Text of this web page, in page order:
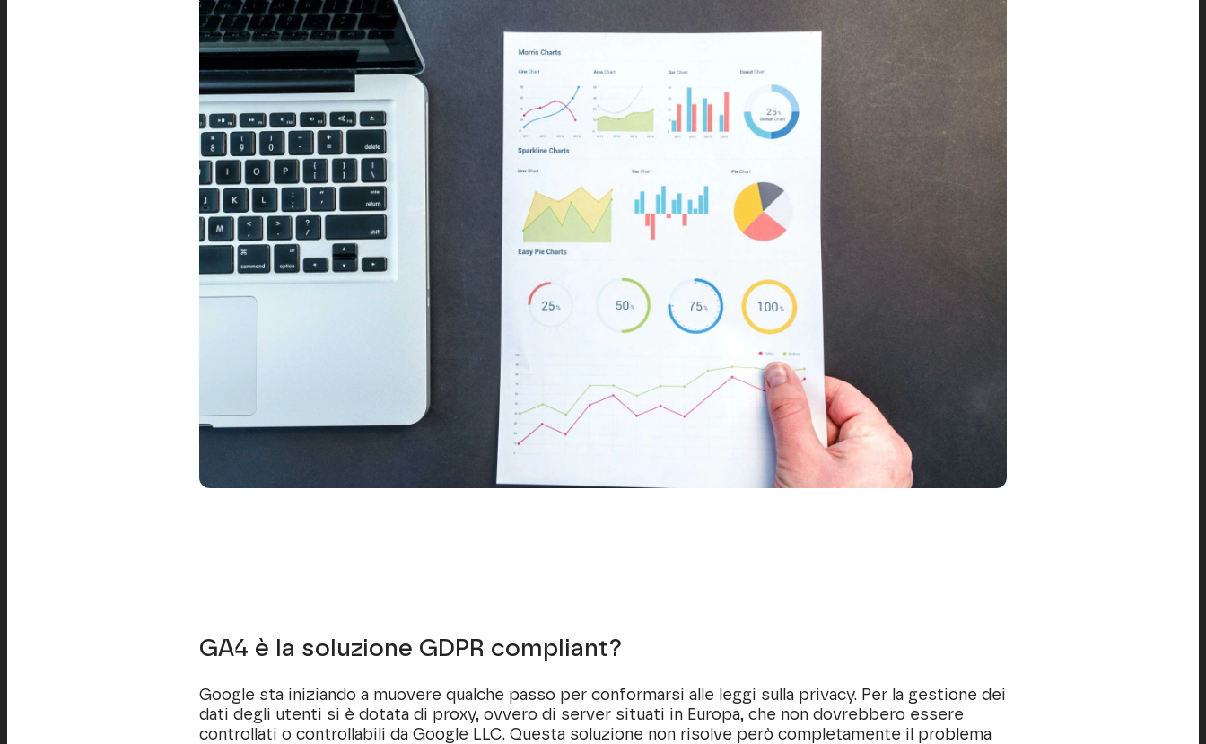
GA4 è la soluzione GDPR compliant?
Google sta iniziando a muovere qualche passo per conformarsi alle leggi sulla privacy. Per la gestione dei
dati degli utenti si è dotata di proxy, ovvero di server situati in Europa, che non dovrebbero essere
controllati o controllabili da Google LLC. Questa soluzione non risolve però completamente il problema